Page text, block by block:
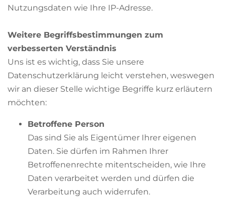
Nutzungsdaten wie Ihre IP-Adresse.
Weitere Begriffsbestimmungen zum
verbesserten Verständnis
Uns ist es wichtig, dass Sie unsere
Datenschutzerklärung leicht verstehen, weswegen
wir an dieser Stelle wichtige Begriffe kurz erläutern
möchten:
Betroffene Person
Das sind Sie als Eigentümer Ihrer eigenen
Daten. Sie dürfen im Rahmen Ihrer
Betroffenenrechte mitentscheiden, wie Ihre
Daten verarbeitet werden und dürfen die
Verarbeitung auch widerrufen.